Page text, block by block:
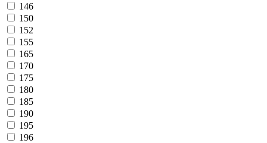
146
150
152
155
165
170
175
180
185
190
195
196